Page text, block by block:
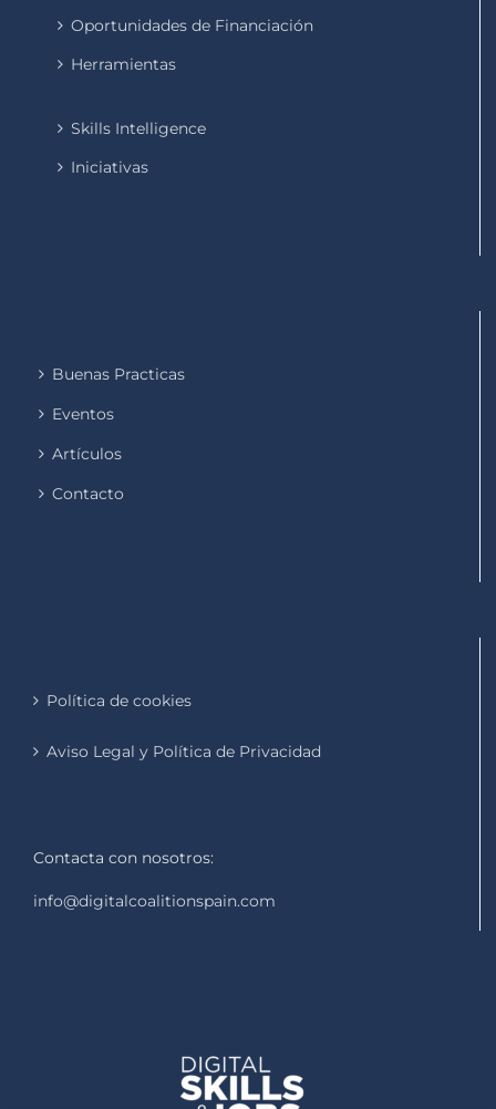
Oportunidades de Financiación
Herramientas
Skills Intelligence
Iniciativas
Buenas Practicas
Eventos
Artículos
Contacto
Política de cookies
Aviso Legal y Política de Privacidad
Contacta con nosotros:
info@digitalcoalitionspain.com